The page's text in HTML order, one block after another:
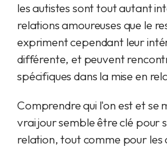
les autistes sont tout autant
relations amoureuses que le
expriment cependant leur
différente, et peuvent
spécifiques dans la mise en
Comprendre qui l'on est et se
vrai jour semble être clé pour
relation, tout comme pour les